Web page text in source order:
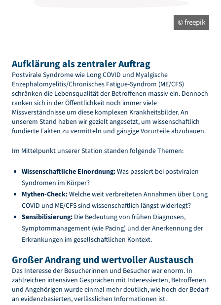
© freepik
Aufklärung als zentraler Auftrag
Postvirale Syndrome wie Long COVID und Myalgische
Enzephalomyelitis/Chronisches Fatigue-Syndrom (ME/CFS)
schränken die Lebensqualität der Betroffenen massiv ein. Dennoch
ranken sich in der Öffentlichkeit noch immer viele
Missverständnisse um diese komplexen Krankheitsbilder. An
unserem Stand haben wir gezielt angesetzt, um wissenschaftlich
fundierte Fakten zu vermitteln und gängige Vorurteile abzubauen.
Im Mittelpunkt unserer Station standen folgende Themen:
Wissenschaftliche Einordnung:Was passiert bei postviralen
Syndromen im Körper?
Mythen-Check:Welche weit verbreiteten Annahmen über Long
COVID und ME/CFS sind wissenschaftlich längst widerlegt?
Sensibilisierung: Die Bedeutung von frühen Diagnosen,
Symptommanagement (wie Pacing) und der Anerkennung der
Erkrankungen im gesellschaftlichen Kontext.
Großer Andrang und wertvoller Austausch
Das Interesse der Besucherinnen und Besucher war enorm. In
zahlreichen intensiven Gesprächen mit Interessierten, Betroffenen
und Angehörigen wurde einmal mehr deutlich, wie hoch der Bedarf
an evidenzbasierten, verlässlichen Informationen ist.